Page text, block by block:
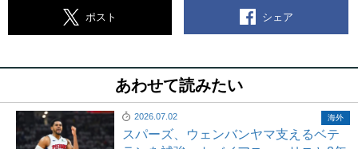
ポスト シェア
あわせて読みたい
2026.07.02
スパーズ、ウェンバンヤマ支えるベテ
海外